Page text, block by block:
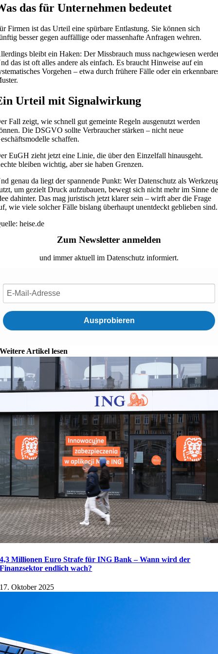
das für Unternehmen bedeutet
Firmen ist das Urteil eine spürbare Entlastung. Sie können sich
besser gegen auffällige oder massenhafte Anfragen wehren.
bleibt ein Haken: Der Missbrauch muss nachgewiesen
das ist oft alles andere als einfach. Es braucht Hinweise auf ein
Vorgehen – etwa durch frühere Fälle oder ein
Urteil mit Signalwirkung
Fall zeigt, wie schnell gut gemeinte Regeln ausgenutzt werden
Die DSGVO sollte Verbraucher stärken – nicht neue
schaffen.
EuGH zieht jetzt eine Linie, die über den Einzelfall hinausgeht.
bleiben wichtig, aber sie haben Grenzen.
genau da liegt der spannende Punkt: Wer Datenschutz als
um gezielt Druck aufzubauen, bewegt sich nicht mehr im Sinne
dahinter. Das mag juristisch jetzt klarer sein – wirft aber die Frage
wie viele solcher Fälle bislang überhaupt unentdeckt geblieben sind.
heise.de
Zum Newsletter anmelden
und immer aktuell im Datenschutz informiert.
Ausprobieren
Weitere Artikel lesen
4,3 Millionen Euro Strafe für ING Bank – Wann wird der
Finanzsektor endlich wach?
17. Oktober 2025